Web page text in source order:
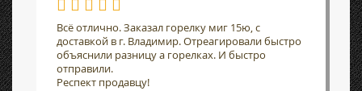
Всё отлично. Заказал горелку миг 15ю, с
доставкой в г. Владимир. Отреагировали быстро
объяснили разницу а горелках. И быстро
отправили.
Респект продавцу!